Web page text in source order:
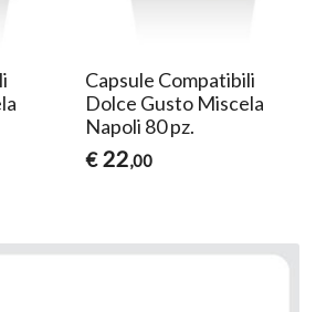
Capsule Compatibili
Dolce Gusto Miscela
Napoli 80 pz.
€ 22,00